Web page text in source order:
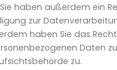
haben außerdem ein
zur
haben Sie das
Daten
zu.